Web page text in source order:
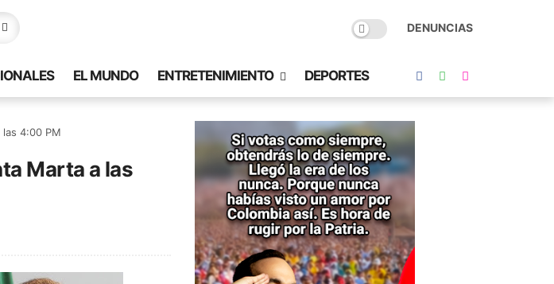
DENUNCIAS
EL MUNDO ENTRETENIMIENTO DEPORTES
4:00 PM
Marta a las